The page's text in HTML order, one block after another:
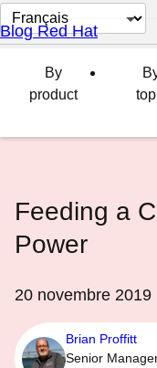
Changer
la
langue
Blog Red Hat
By
product
Feeding a
Power
20 novembre 2019
Brian Proffitt
Senior